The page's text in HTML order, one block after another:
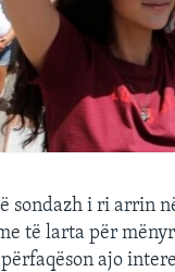
sondazh i ri arrin
të larta për
ajo